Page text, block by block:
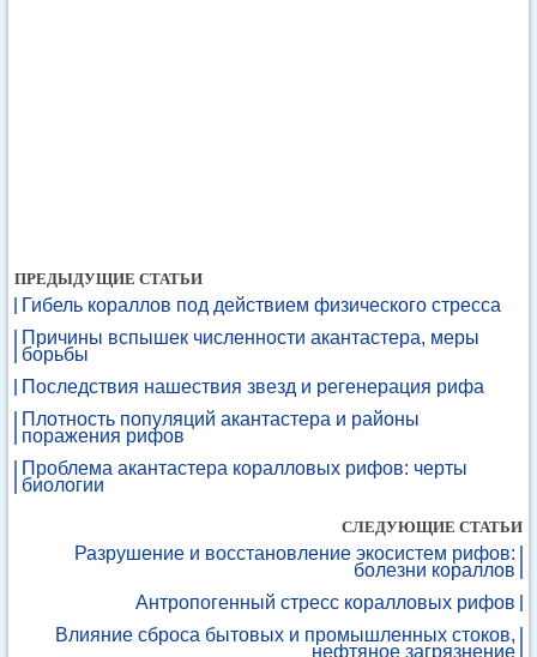
ПРЕДЫДУЩИЕ СТАТЬИ
Гибель кораллов под действием физического стресса
Причины вспышек численности акантастера, меры
борьбы
Последствия нашествия звезд и регенерация рифа
Плотность популяций акантастера и районы
поражения рифов
Проблема акантастера коралловых рифов: черты
биологии
СЛЕДУЮЩИЕ СТАТЬИ
Разрушение и восстановление экосистем рифов:
болезни кораллов
Антропогенный стресс коралловых рифов
Влияние сброса бытовых и промышленных стоков,
нефтяное загрязнение